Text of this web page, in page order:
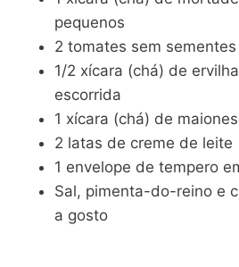
pequenos
2 tomates sem
1/2 xícara (chá) de
escorrida
1 xícara (chá) de
2 latas de creme de leite
1 envelope de tempero
Sal, pimenta-do-reino e
a gosto